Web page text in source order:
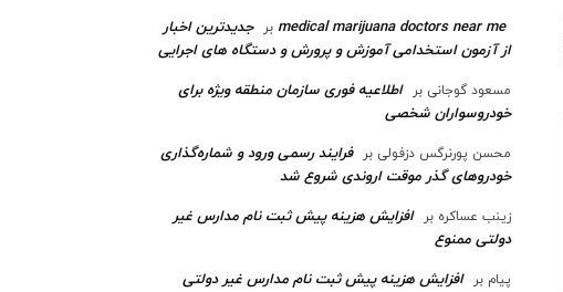
medical marijuana doctors near me بر
جدیدترین اخبار
از آزمون استخدامی آموزش و پرورش و دستگاه های اجرایی
مسعود گوجانی بر
اطلاعیه فوری سازمان منطقه ویژه برای
خودروسواران شخصی
محسن پورنرگس دزفولی بر
فرایند رسمی ورود و شماره‌گذاری
خودرو‌های گذر موقت اروندی شروع شد
زینب عساکره بر
افزایش هزینه پیش ثبت نام مدارس غیر
دولتی ممنوع
پیام بر
افزایش هزینه پیش ثبت نام مدارس غیر دولتی